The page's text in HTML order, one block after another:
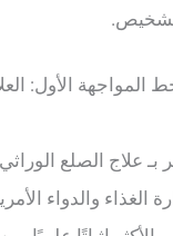
الأول:
علاج الصلع الوراثي،